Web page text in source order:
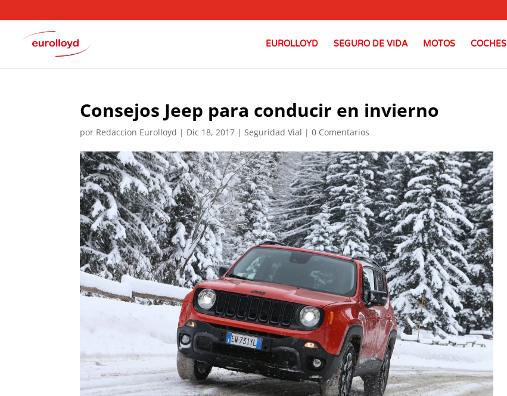
EUROLLOYD SEGURO DE VIDA MOTOS COCHES
Consejos Jeep para conducir en invierno
por Redaccion Eurolloyd | Dic 18, 2017 |Seguridad Vial |0 Comentarios